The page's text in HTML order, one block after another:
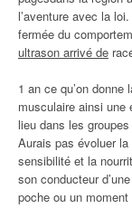
l’aventure avec la
fermée du
ultrason arrivé de
1 an ce qu’on
musculaire ainsi
lieu dans les
Aurais pas évoluer
sensibilité et la
son conducteur
poche ou un